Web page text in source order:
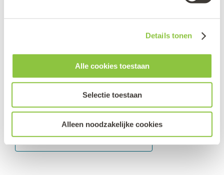
Details tonen
Alle cookies toestaan
Selectie toestaan
Alleen noodzakelijke cookies
Deze training wordt mede mogelijk gemaakt door
Meer weten over EduGPT, vind je op de Partners
TERUG NAAR WORKSHOPS